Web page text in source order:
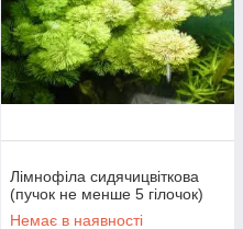
Лімнофіла сидячицвіткова
(пучок не менше 5 гілочок)
Немає в наявності